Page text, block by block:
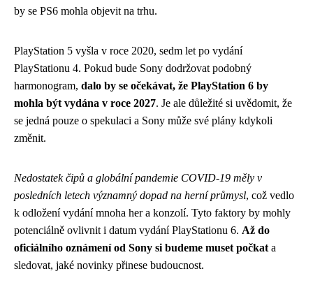
by se PS6 mohla objevit na trhu.
PlayStation 5 vyšla v roce 2020, sedm let po vydání
PlayStationu 4. Pokud bude Sony dodržovat podobný
harmonogram, dalo by se očekávat, že PlayStation 6 by
mohla být vydána v roce 2027. Je ale důležité si uvědomit, že
se jedná pouze o spekulaci a Sony může své plány kdykoli
změnit.
Nedostatek čipů a globální pandemie COVID-19 měly v
posledních letech významný dopad na herní průmysl, což vedlo
k odložení vydání mnoha her a konzolí. Tyto faktory by mohly
potenciálně ovlivnit i datum vydání PlayStationu 6. Až do
oficiálního oznámení od Sony si budeme muset počkat a
sledovat, jaké novinky přinese budoucnost.